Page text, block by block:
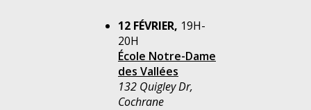
12 FÉVRIER, 19H-
20H
École Notre-Dame
des Vallées
132 Quigley Dr,
Cochrane